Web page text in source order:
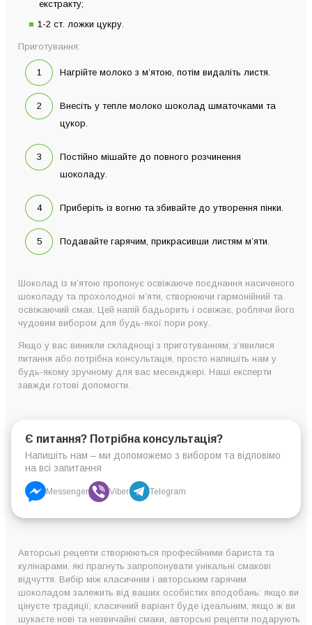
екстракту;
1-2 ст. ложки цукру.
Приготування:
Нагрійте молоко з м’ятою, потім видаліть листя.
Внесіть у тепле молоко шоколад шматочками та
цукор.
Постійно мішайте до повного розчинення
шоколаду.
Приберіть із вогню та збивайте до утворення пінки.
Подавайте гарячим, прикрасивши листям м’яти.
Шоколад із м’ятою пропонує освіжаюче поєднання насиченого
шоколаду та прохолодної м’яти, створюючи гармонійний та
освіжаючий смак. Цей напій бадьорить і освіжає, роблячи його
чудовим вибором для будь-якої пори року.
Якщо у вас виникли складнощі з приготуванням, з’явилися
питання або потрібна консультація, просто напишіть нам у
будь-якому зручному для вас месенджері. Наші експерти
завжди готові допомогти.
Є питання? Потрібна консультація?
Напишіть нам – ми допоможемо з вибором та відповімо
на всі запитання
Messenger Viber Telegram
Авторські рецепти створюються професійними бариста та
кулінарами, які прагнуть запропонувати унікальні смакові
відчуття. Вибір між класичним і авторським гарячим
шоколадом залежить від ваших особистих вподобань: якщо ви
цінуєте традиції, класичний варіант буде ідеальним, якщо ж ви
шукаєте нові та незвичайні смаки, авторські рецепти подарують